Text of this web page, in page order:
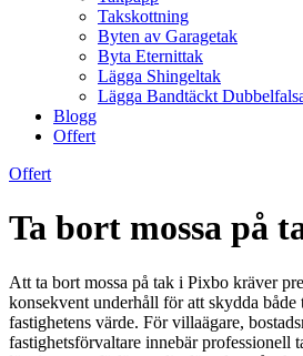
Takskottning
Byten av Garagetak
Byta Eternittak
Lägga Shingeltak
Lägga Bandtäckt
Blogg
Offert
Offert
Ta bort mossa på
Att ta bort mossa på tak i Pixbo kräver
konsekvent underhåll för att skydda både
fastighetens värde. För villaägare,
fastighetsförvaltare innebär professionell